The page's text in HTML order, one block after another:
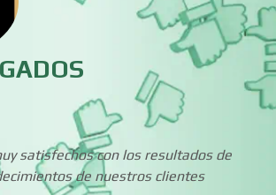
Cámaras de
Capacitación
Centros
satisfechos con los resultados de
de nuestros clientes